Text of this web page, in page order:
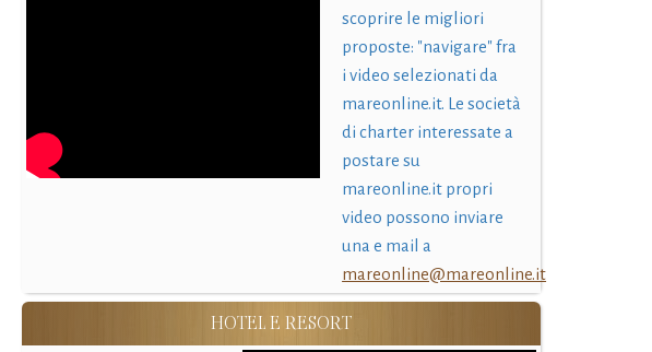
scoprire le migliori
proposte: "navigare" fra
i video selezionati da
mareonline.it. Le società
di charter interessate a
postare su
mareonline.it propri
video possono inviare
una e mail a
mareonline@mareonline.it
HOTEL E RESORT